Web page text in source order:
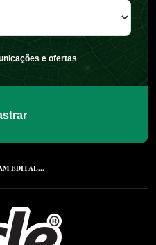
e ofertas
EDITAL...